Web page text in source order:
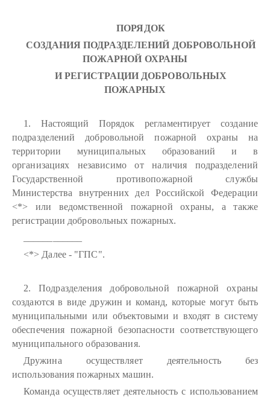
ПОРЯДОК
СОЗДАНИЯ ПОДРАЗДЕЛЕНИЙ ДОБРОВОЛЬНОЙ
ПОЖАРНОЙ ОХРАНЫ
И РЕГИСТРАЦИИ ДОБРОВОЛЬНЫХ
ПОЖАРНЫХ
1. Настоящий Порядок регламентирует создание
подразделений добровольной пожарной охраны на
территории муниципальных образований и в
организациях независимо от наличия подразделений
Государственной противопожарной службы
Министерства внутренних дел Российской Федерации
<*> или ведомственной пожарной охраны, а также
регистрации добровольных пожарных.
<*> Далее - "ГПС".
2. Подразделения добровольной пожарной охраны
создаются в виде дружин и команд, которые могут быть
муниципальными или объектовыми и входят в систему
обеспечения пожарной безопасности соответствующего
муниципального образования.
Дружина осуществляет деятельность без
использования пожарных машин.
Команда осуществляет деятельность с использованием